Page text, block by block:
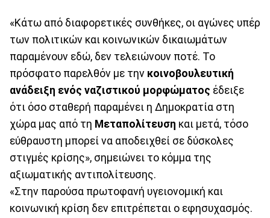
«Κάτω από διαφορετικές συνθήκες, οι αγώνες υπέρ
των πολιτικών και κοινωνικών δικαιωμάτων
παραμένουν εδώ, δεν τελειώνουν ποτέ. Το
πρόσφατο παρελθόν με την κοινοβουλευτική
ανάδειξη ενός ναζιστικού μορφώματος έδειξε
ότι όσο σταθερή παραμένει η Δημοκρατία στη
χώρα μας από τη Μεταπολίτευση και μετά, τόσο
εύθραυστη μπορεί να αποδειχθεί σε δύσκολες
στιγμές κρίσης», σημειώνει το κόμμα της
αξιωματικής αντιπολίτευσης.
«Στην παρούσα πρωτοφανή υγειονομική και
κοινωνική κρίση δεν επιτρέπεται ο εφησυχασμός.